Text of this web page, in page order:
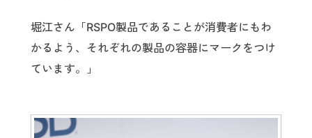
堀江さん「RSPO製品であることが消費者にもわ
かるよう、それぞれの製品の容器にマークをつけ
ています。」